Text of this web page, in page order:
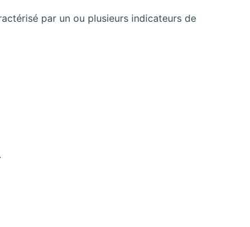
par un ou plusieurs indicateurs de